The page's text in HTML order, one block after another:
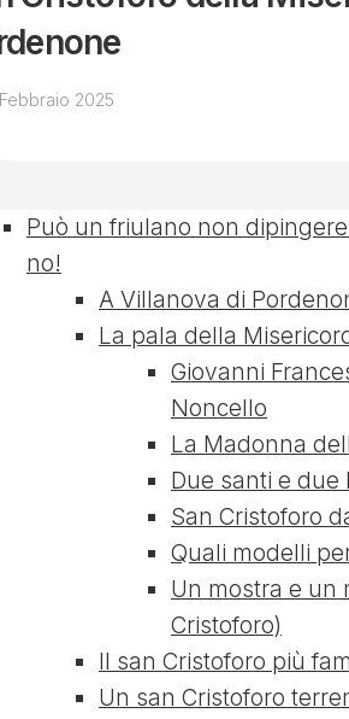
2025
Può un friulano non
no!
A Villanova di
La pala della
Giovanni
Noncello
La Madonna
Due santi e due
San Cristoforo
Quali modelli
Un mostra e un
Cristoforo)
Il san Cristoforo più
Un san Cristoforo